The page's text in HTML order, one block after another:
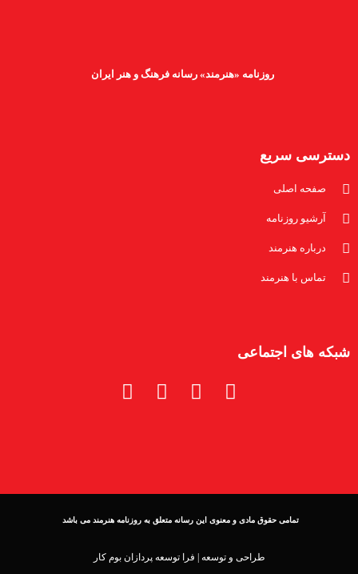
روزنامه «هنرمند» رسانه فرهنگ و هنر ایران
دسترسی سریع
صفحه اصلی
آرشیو روزنامه
درباره هنرمند
تماس با هنرمند
شبکه های اجتماعی
تمامی حقوق مادی و معنوی این رسانه متعلق به روزنامه هنرمند می باشد
طراحی و توسعه | فرا توسعه پردازان بوم کار